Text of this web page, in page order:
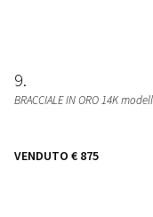
9
BRACCIALE IN ORO 14K
VENDUTO € 875